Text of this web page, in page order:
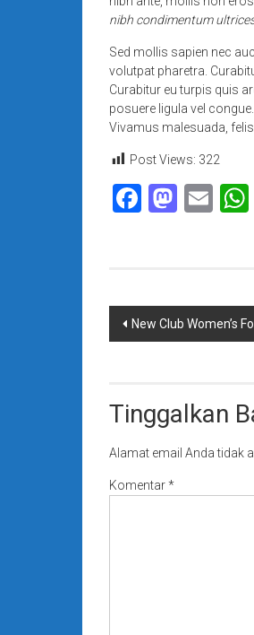
nibh condimentum
Sed mollis sapien nec
volutpat pharetra.
Curabitur eu turpis quis
posuere ligula vel
Vivamus malesuada,
Post Views: 322
Navigasi
New Club Women’s
Tinggalkan
Alamat email Anda tidak
Komentar*